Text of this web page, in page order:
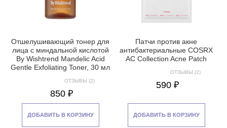
Отшелушивающий тонер для
лица с миндальной кислотой
By Wishtrend Mandelic Acid
Gentle Exfoliating Toner, 30 мл
ОТЗЫВЫ (2)
850 ₽
ДОБАВИТЬ В КОРЗИНУ
Патчи против акне
антибактериальные COSRX
AC Collection Acne Patch
ОТЗЫВЫ (2)
590 ₽
ДОБАВИТЬ В КОРЗИНУ